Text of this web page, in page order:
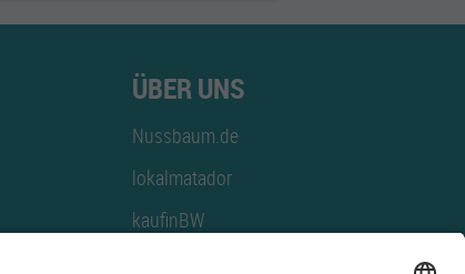
ÜBER UNS
Nussbaum.de
lokalmatador
kaufinBW